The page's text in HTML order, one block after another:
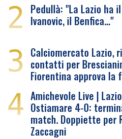
2 Pedullà: "La Lazio ha
Ivanovic, il Benfica…"
3 Calciomercato Lazio,
contatti per
Fiorentina approva la
4 Amichevole Live |
Ostiamare 4-0:
match. Doppiette per
Zaccagni